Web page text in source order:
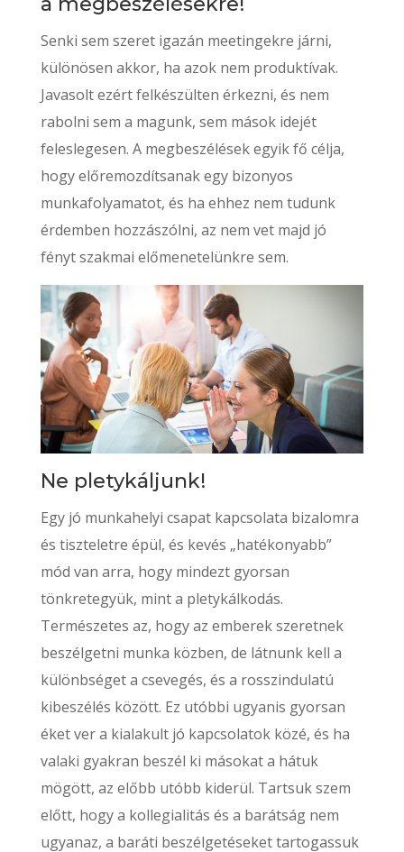
Senki sem szeret igazán meetingekre járni,
különösen akkor, ha azok nem produktívak.
Javasolt ezért felkészülten érkezni, és nem
rabolni sem a magunk, sem mások idejét
feleslegesen. A megbeszélések egyik fő célja,
hogy előremozdítsanak egy bizonyos
munkafolyamatot, és ha ehhez nem tudunk
érdemben hozzászólni, az nem vet majd jó
fényt szakmai előmenetelünkre sem.
Ne pletykáljunk!
Egy jó munkahelyi csapat kapcsolata bizalomra
és tiszteletre épül, és kevés „hatékonyabb”
mód van arra, hogy mindezt gyorsan
tönkretegyük, mint a pletykálkodás.
Természetes az, hogy az emberek szeretnek
beszélgetni munka közben, de látnunk kell a
különbséget a csevegés, és a rosszindulatú
kibeszélés között. Ez utóbbi ugyanis gyorsan
éket ver a kialakult jó kapcsolatok közé, és ha
valaki gyakran beszél ki másokat a hátuk
mögött, az előbb utóbb kiderül. Tartsuk szem
előtt, hogy a kollegialitás és a barátság nem
ugyanaz, a baráti beszélgetéseket tartogassuk